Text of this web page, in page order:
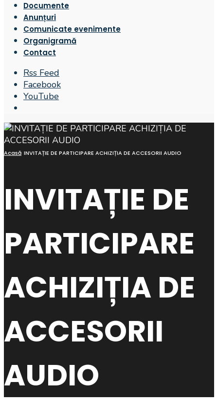
Documente
Anunțuri
Comunicate evenimente
Organigramă
Contact
Rss Feed
Facebook
YouTube
Window
Acasă INVITAȚIE DE PARTICIPARE ACHIZIȚIA DE ACCESORII AUDIO
INVITAȚIE DE
PARTICIPARE
ACHIZIȚIA DE
ACCESORII
AUDIO